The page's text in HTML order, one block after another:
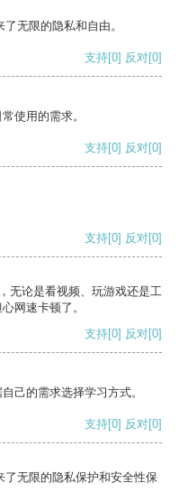
无限的隐私和自由。
支持[0] 反对[0]
使用的需求。
支持[0] 反对[0]
支持[0] 反对[0]
无论是看视频、玩游戏还是工
网速卡顿了。
支持[0] 反对[0]
己的需求选择学习方式。
支持[0] 反对[0]
无限的隐私保护和安全性保